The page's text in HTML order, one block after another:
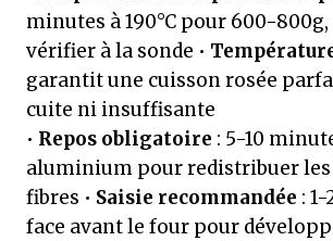
minutes à 190°C pour 600-
vérifier à la sonde •
garantit une cuisson rosée
cuite ni insuffisante
• Repos obligatoire : 5-10
aluminium pour redistribuer les
fibres • Saisie recommandée :
face avant le four pour